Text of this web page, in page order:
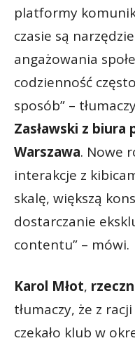
platformy
czasie są
angażowania
codzienność
sposób” –
Zasławski z biura
Warszawa. Nowe
interakcje z
skalę, większą
dostarczanie
contentu” – mówi.
Karol Młot,
tłumaczy, że z
czekało klub w